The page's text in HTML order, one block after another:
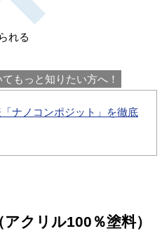
れる
もっと知りたい方へ！
ナノコンポジット」を徹底
クリル100％塗料）